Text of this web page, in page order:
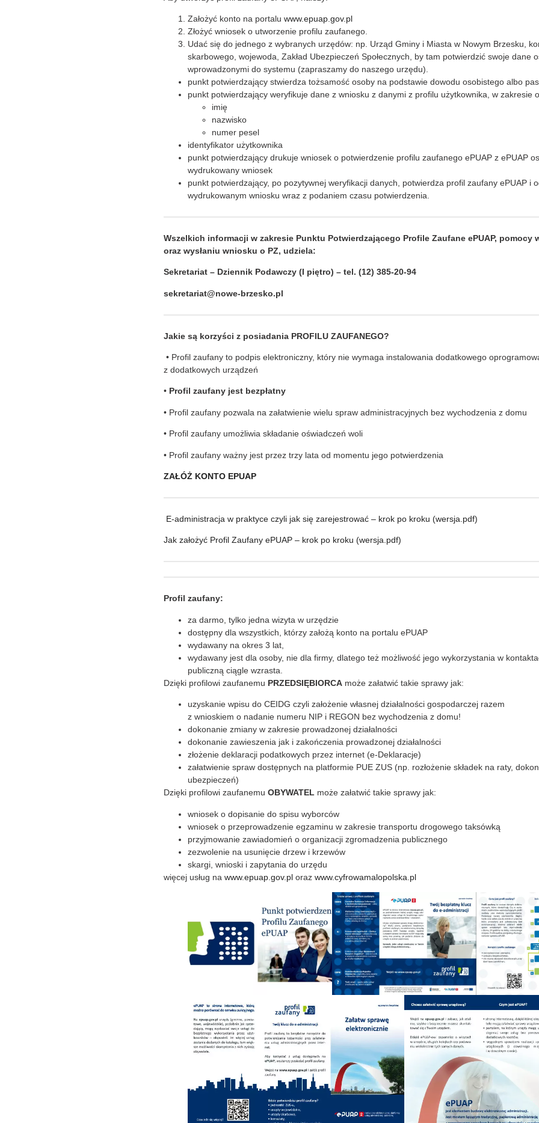
Założyć konto na portalu www.epuap.gov.pl
Złożyć wniosek o utworzenie profilu zaufanego.
Udać się do jednego z wybranych urzędów: np. Urząd Gminy i Miasta w Nowym Brzesku,
skarbowego, wojewoda, Zakład Ubezpieczeń Społecznych, by tam potwierdzić swoje dane
wprowadzonymi do systemu (zapraszamy do naszego urzędu).
punkt potwierdzający stwierdza tożsamość osoby na podstawie dowodu osobistego albo
punkt potwierdzający weryfikuje dane z wniosku z danymi z profilu użytkownika, w zakresie
imię
nazwisko
numer pesel
identyfikator użytkownika
punkt potwierdzający drukuje wniosek o potwierdzenie profilu zaufanego ePUAP z ePUAP
wydrukowany wniosek
punkt potwierdzający, po pozytywnej weryfikacji danych, potwierdza profil zaufany ePUAP i
wydrukowanym wniosku wraz z podaniem czasu potwierdzenia.
Wszelkich informacji w zakresie Punktu Potwierdzającego Profile Zaufane ePUAP, pomocy
oraz wysłaniu wniosku o PZ, udziela:
Sekretariat – Dziennik Podawczy (I piętro) – tel. (12) 385-20-94
sekretariat@nowe-brzesko.pl
Jakie są korzyści z posiadania PROFILU ZAUFANEGO?
• Profil zaufany to podpis elektroniczny, który nie wymaga instalowania dodatkowego
z dodatkowych urządzeń
• Profil zaufany jest bezpłatny
• Profil zaufany pozwala na załatwienie wielu spraw admini­stracyjnych bez wychodzenia z domu
• Profil zaufany umożliwia składanie oświadczeń woli
• Profil zaufany ważny jest przez trzy lata od momentu jego potwierdzenia
ZAŁÓŻ KONTO EPUAP
E-administracja w praktyce czyli jak się zarejestrować – krok po kroku (wersja.pdf)
Jak założyć Profil Zaufany ePUAP – krok po kroku (wersja.pdf)
Profil zaufany:
za darmo, tylko jedna wizyta w urzędzie
dostępny dla wszystkich, którzy założą konto na portalu ePUAP
wydawany na okres 3 lat,
wydawany jest dla osoby, nie dla firmy, dlatego też możliwość jego wykorzystania w
publiczną ciągle wzrasta.
Dzięki profilowi zaufanemu PRZEDSIĘBIORCA może załatwić takie sprawy jak:
uzyskanie wpisu do CEIDG czyli założenie własnej działalności gospodarczej razem
z wnioskiem o nadanie numeru NIP i REGON bez wychodzenia z domu!
dokonanie zmiany w zakresie prowadzonej działalności
dokonanie zawieszenia jak i zakończenia prowadzonej działalności
złożenie deklaracji podatkowych przez internet (e-Deklaracje)
załatwienie spraw dostępnych na platformie PUE ZUS (np. rozłożenie składek na raty,
ubezpieczeń)
Dzięki profilowi zaufanemu OBYWATEL może załatwić takie sprawy jak:
wniosek o dopisanie do spisu wyborców
wniosek o przeprowadzenie egzaminu w zakresie transportu drogowego taksówką
przyjmowanie zawiadomień o organizacji zgromadzenia publicznego
zezwolenie na usunięcie drzew i krzewów
skargi, wnioski i zapytania do urzędu
więcej usług na www.epuap.gov.pl oraz www.cyfrowamalopolska.pl